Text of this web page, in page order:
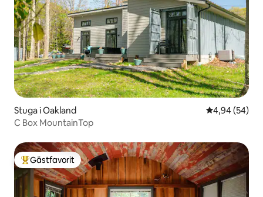
Stuga i Oakland 4,94 av 5 i
4,94 (54)
C Box MountainTop
Populär gästfavorit
Gästfavorit